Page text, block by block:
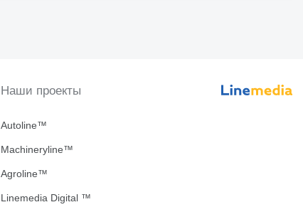
Наши проекты
Autoline™
Machineryline™
Agroline™
Linemedia Digital ™